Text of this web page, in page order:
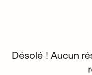
Désolé ! Aucun